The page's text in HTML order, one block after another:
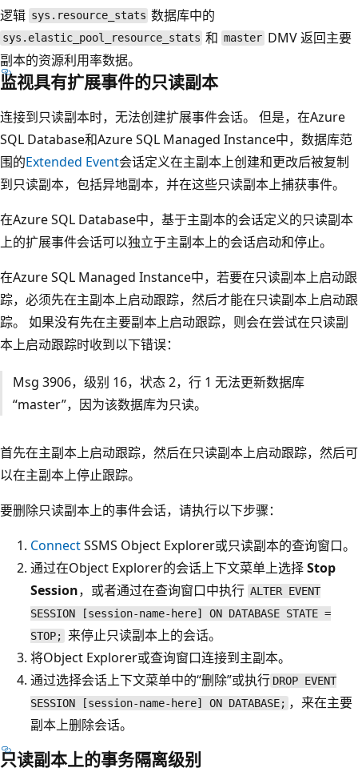
逻辑 sys.resource_stats 数据库中的
sys.elastic_pool_resource_stats 和 master DMV 返回主要
副本的资源利用率数据。
监视具有扩展事件的只读副本
连接到只读副本时，无法创建扩展事件会话。 但是，在Azure
SQL Database和Azure SQL Managed Instance中，数据库范
围的Extended Event会话定义在主副本上创建和更改后被复制
到只读副本，包括异地副本，并在这些只读副本上捕获事件。
在Azure SQL Database中，基于主副本的会话定义的只读副本
上的扩展事件会话可以独立于主副本上的会话启动和停止。
在Azure SQL Managed Instance中，若要在只读副本上启动跟
踪，必须先在主副本上启动跟踪，然后才能在只读副本上启动跟
踪。 如果没有先在主要副本上启动跟踪，则会在尝试在只读副
本上启动跟踪时收到以下错误：
Msg 3906，级别 16，状态 2，行 1 无法更新数据库
“master”，因为该数据库为只读。
首先在主副本上启动跟踪，然后在只读副本上启动跟踪，然后可
以在主副本上停止跟踪。
要删除只读副本上的事件会话，请执行以下步骤：
ConnectSSMS Object Explorer或只读副本的查询窗口。
通过在Object Explorer的会话上下文菜单上选择Stop
Session，或者通过在查询窗口中执行 ALTER EVENT
SESSION [session-name-here] ON DATABASE STATE =
STOP;
来停止只读副本上的会话。
将Object Explorer或查询窗口连接到主副本。
通过选择会话上下文菜单中的“删除”或执行 DROP EVENT
SESSION [session-name-here] ON DATABASE; ，来在主要
副本上删除会话。
只读副本上的事务隔离级别